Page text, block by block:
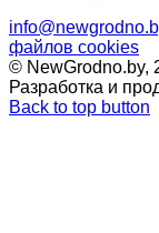
файлов cookies
© NewGrodno.by,
Разработка и
Back to top button